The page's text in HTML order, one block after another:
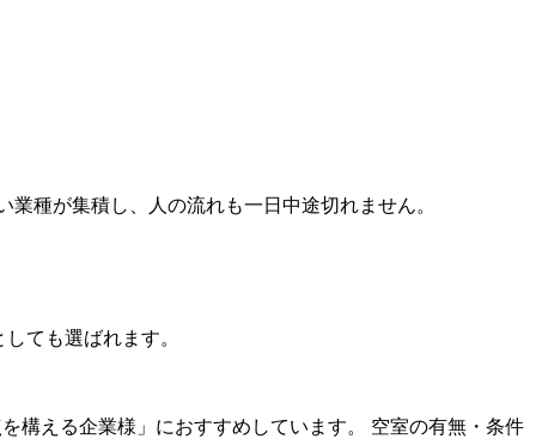
種が集積し、人の流れも一日中途切れません。
ても選ばれます。
構える企業様」におすすめしています。 空室の有無・条件